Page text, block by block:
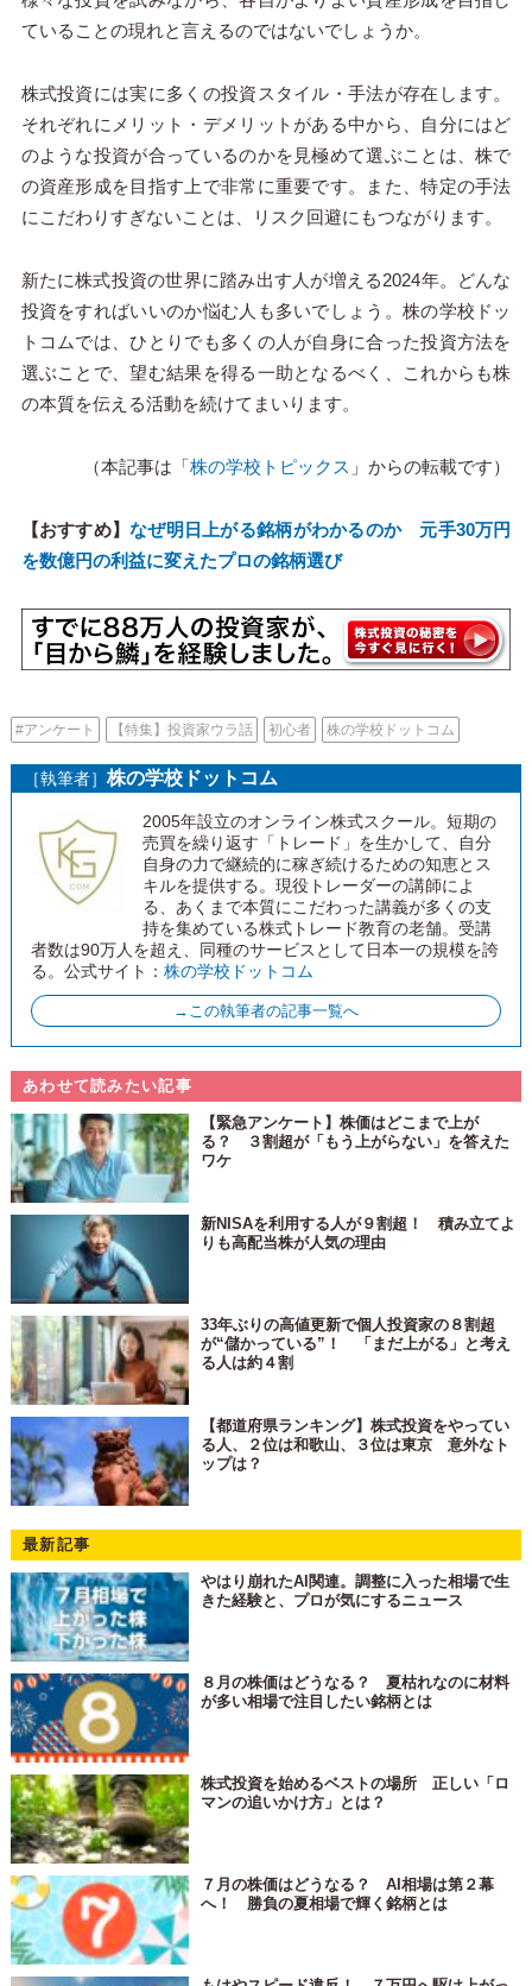
ていることの現れと言えるのではないでしょうか。
株式投資には実に多くの投資スタイル・手法が存在します。
それぞれにメリット・デメリットがある中から、自分にはど
のような投資が合っているのかを見極めて選ぶことは、株で
の資産形成を目指す上で非常に重要です。また、特定の手法
にこだわりすぎないことは、リスク回避にもつながります。
新たに株式投資の世界に踏み出す⼈が増える2024年。どんな
投資をすればいいのか悩む人も多いでしょう。株の学校ドッ
トコムでは、ひとりでも多くの⼈が自身に合った投資方法を
選ぶことで、望む結果を得る一助となるべく、これからも株
の本質を伝える活動を続けてまいります。
（本記事は「株の学校トピックス 」からの転載です）
【おすすめ】なぜ明日上がる銘柄がわかるのか 元手30万円
を数億円の利益に変えたプロの銘柄選び
#アンケート 【特集】投資家ウラ話 初心者 株の学校ドットコム
［執筆者］ 株の学校ドットコム
2005年設立のオンライン株式スクール。短期の
売買を繰り返す「トレード」を生かして、自分
自身の力で継続的に稼ぎ続けるための知恵とス
キルを提供する。現役トレーダーの講師によ
る、あくまで本質にこだわった講義が多くの支
持を集めている株式トレード教育の老舗。受講
者数は90万人を超え、同種のサービスとして日本一の規模を誇
る。公式サイト： 株の学校ドットコム
→この執筆者の記事一覧へ
あわせて読みたい記事
【緊急アンケート】株価はどこまで上が
る？ ３割超が「もう上がらない」を答えた
ワケ
新NISAを利用する人が９割超！ 積み立てよ
りも高配当株が人気の理由
33年ぶりの高値更新で個人投資家の８割超
が“儲かっている”！ 「まだ上がる」と考え
る人は約４割
【都道府県ランキング】株式投資をやってい
る⼈、２位は和歌山、３位は東京 意外なト
ップは？
最新記事
やはり崩れたAI関連。調整に入った相場で生
きた経験と、プロが気にするニュース
８月の株価はどうなる？ 夏枯れなのに材料
が多い相場で注目したい銘柄とは
株式投資を始めるベストの場所 正しい「ロ
マンの追いかけ方」とは？
７月の株価はどうなる？ AI相場は第２幕
へ！ 勝負の夏相場で輝く銘柄とは